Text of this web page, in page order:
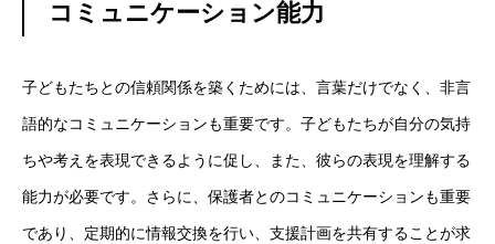
コミュニケーション能力
子どもたちとの信頼関係を築くためには、言葉だけでなく、非言
語的なコミュニケーションも重要です。子どもたちが自分の気持
ちや考えを表現できるように促し、また、彼らの表現を理解する
能力が必要です。さらに、保護者とのコミュニケーションも重要
であり、定期的に情報交換を行い、支援計画を共有することが求